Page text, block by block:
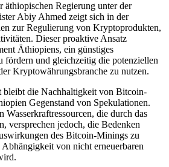
Regierung unter der
Abiy Ahmed zeigt sich in der
zur Regulierung von Kryptoprodukten,
Dieser proaktive Ansatz
Äthiopiens, ein günstiges
fördern und gleichzeitig die potenziellen
Kryptowährungsbranche zu nutzen.
die Nachhaltigkeit von Bitcoin-
Gegenstand von Spekulationen.
Wasserkraftressourcen, die durch das
versprechen jedoch, die Bedenken
des Bitcoin-Minings zu
von nicht erneuerbaren